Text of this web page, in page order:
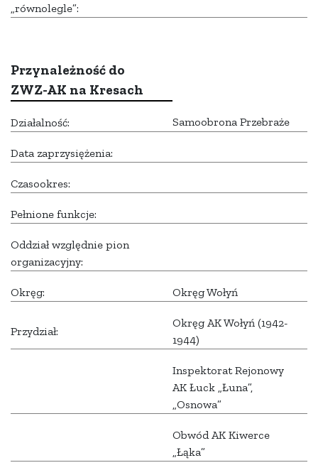
„równolegle”:
Przynależność do
ZWZ-AK na Kresach
Działalność: Samoobrona Przebraże
Data zaprzysiężenia:
Czasookres:
Pełnione funkcje:
Oddział względnie pion
organizacyjny:
Okręg: Okręg Wołyń
Przydział:
Okręg AK Wołyń (1942-
1944)
Inspektorat Rejonowy
AK Łuck „Łuna”,
„Osnowa”
Obwód AK Kiwerce
„Łąka”